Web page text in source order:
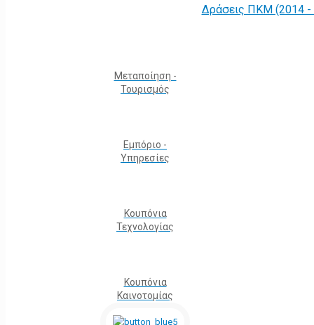
Δράσεις ΠΚΜ (2014 -
Μεταποίηση -
Τουρισμός
Εμπόριο -
Υπηρεσίες
Κουπόνια
Τεχνολογίας
Κουπόνια
Καινοτομίας